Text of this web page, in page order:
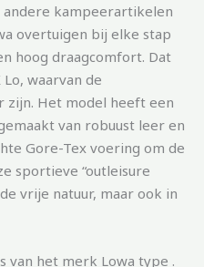
kampeerartikelen
overtuigen bij elke stap
hoog draagcomfort. Dat
waarvan de
zijn. Het model heeft een
van robuust leer en
Gore-Tex voering om de
sportieve “outleisure
vrije natuur, maar ook in
van het merk Lowa type .